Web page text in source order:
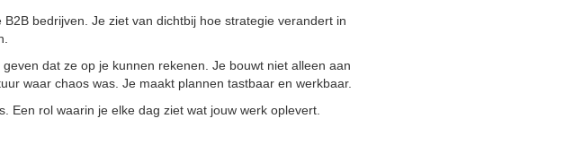
bedrijven. Je ziet van dichtbij hoe strategie verandert in
dat ze op je kunnen rekenen. Je bouwt niet alleen aan
waar chaos was. Je maakt plannen tastbaar en werkbaar.
Een rol waarin je elke dag ziet wat jouw werk oplevert.